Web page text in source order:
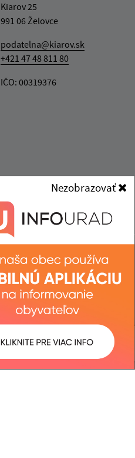
Nezobrazovať
Kiarov 25
991 06 Želovce
podatelna@kiarov.sk
+421 47 48 811 80
IČO: 00319376